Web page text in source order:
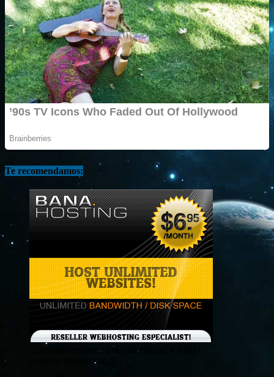
Te recomendamos:
¡Consigue tu hosting de alta calidad y a bajo
costo en Banahosting!